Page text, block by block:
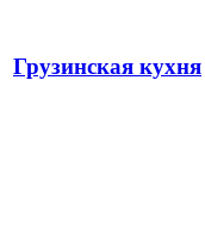
Грузинская кухня